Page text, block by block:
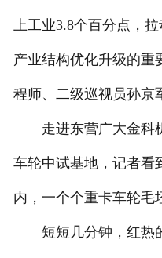
上工业3.8个百分点，
产业结构优化升级的重
程师、二级巡视员孙京
走进东营广大金科
车轮中试基地，记者看
内，一个个重卡车轮毛
短短几分钟，红热